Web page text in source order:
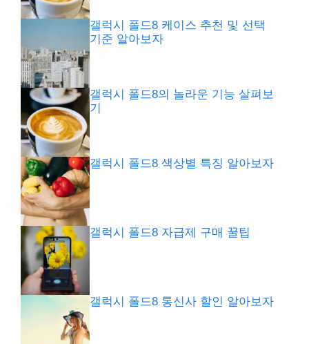
갤럭시 폴드8 케이스 추천 및 선택
기준 알아보자
갤럭시 폴드8의 놀라운 기능 살펴보
기
갤럭시 폴드8 색상별 특징 알아보자
갤럭시 폴드8 자급제 구매 꿀팁
갤럭시 폴드8 통신사 할인 알아보자